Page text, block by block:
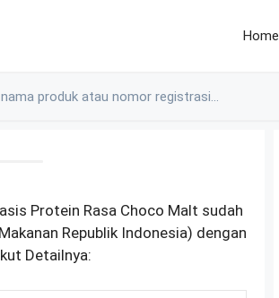
Home
Protein Rasa Choco Malt sudah
Republik Indonesia) dengan
Detailnya: